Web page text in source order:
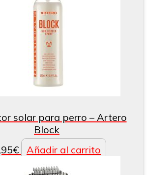
solar para perro – Artero
Block
€ Añadir al carrito